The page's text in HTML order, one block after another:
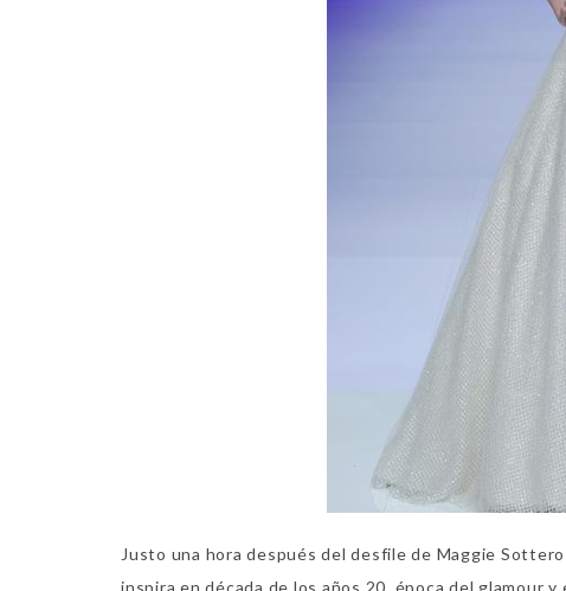
Justo una hora después del desfile de Maggie
inspira en década de los años 20, época del glamour